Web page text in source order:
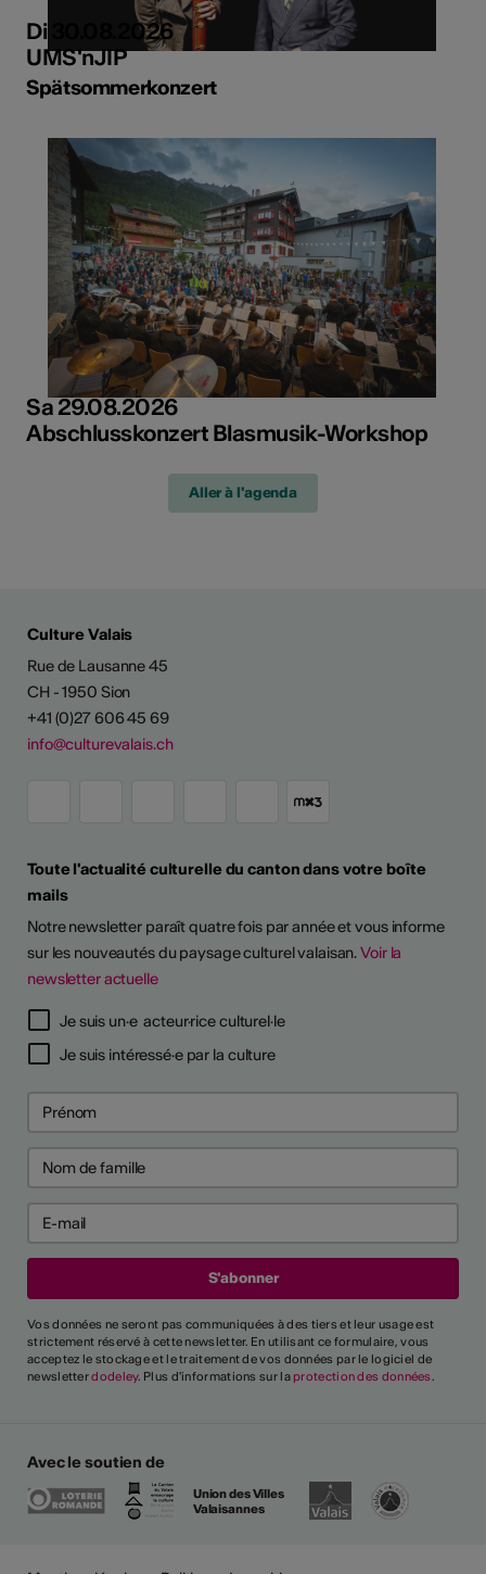
Di 30.08.2026
UMS'nJIP
Spätsommerkonzert
Sa 29.08.2026
Abschlusskonzert Blasmusik-Workshop
Aller à l'agenda
Culture Valais
Rue de Lausanne 45
CH - 1950 Sion
+41 (0)27 606 45 69
info@culturevalais.ch
Toute l'actualité culturelle du canton dans votre boîte
mails
Notre newsletter paraît quatre fois par année et vous informe
sur les nouveautés du paysage culturel valaisan.Voir la
newsletter actuelle
Je suis un·e acteur·rice culturel·le
Je suis intéressé·e par la culture
Vos données ne seront pas communiquées à des tiers et leur usage est
strictement réservé à cette newsletter. En utilisant ce formulaire, vous
acceptez le stockage et le traitement de vos données par le logiciel de
newsletterdodeley. Plus d'informations sur la protection des données.
Avec le soutien de
Union des Villes
Valaisannes